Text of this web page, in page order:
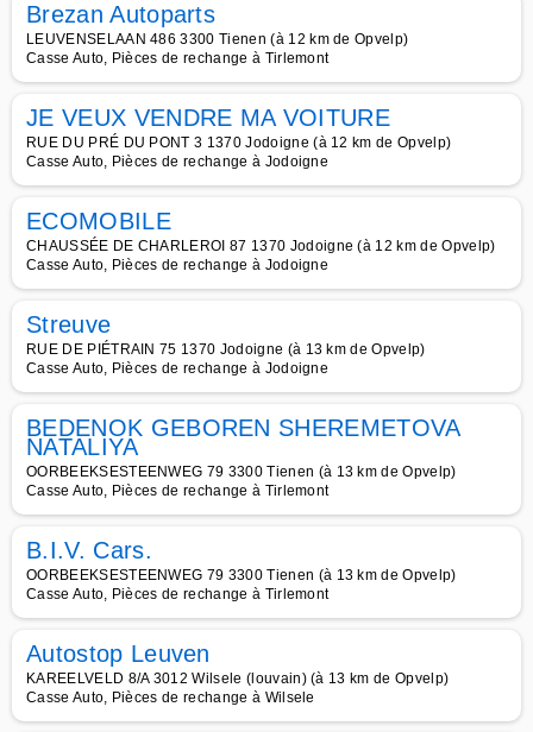
Brezan Autoparts
LEUVENSELAAN 486 3300 Tienen (à 12 km de Opvelp)
Casse Auto, Pièces de rechange à Tirlemont
JE VEUX VENDRE MA VOITURE
RUE DU PRÉ DU PONT 3 1370 Jodoigne (à 12 km de Opvelp)
Casse Auto, Pièces de rechange à Jodoigne
ECOMOBILE
CHAUSSÉE DE CHARLEROI 87 1370 Jodoigne (à 12 km de Opvelp)
Casse Auto, Pièces de rechange à Jodoigne
Streuve
RUE DE PIÉTRAIN 75 1370 Jodoigne (à 13 km de Opvelp)
Casse Auto, Pièces de rechange à Jodoigne
BEDENOK GEBOREN SHEREMETOVA
NATALIYA
OORBEEKSESTEENWEG 79 3300 Tienen (à 13 km de Opvelp)
Casse Auto, Pièces de rechange à Tirlemont
B.I.V. Cars.
OORBEEKSESTEENWEG 79 3300 Tienen (à 13 km de Opvelp)
Casse Auto, Pièces de rechange à Tirlemont
Autostop Leuven
KAREELVELD 8/A 3012 Wilsele (louvain) (à 13 km de Opvelp)
Casse Auto, Pièces de rechange à Wilsele